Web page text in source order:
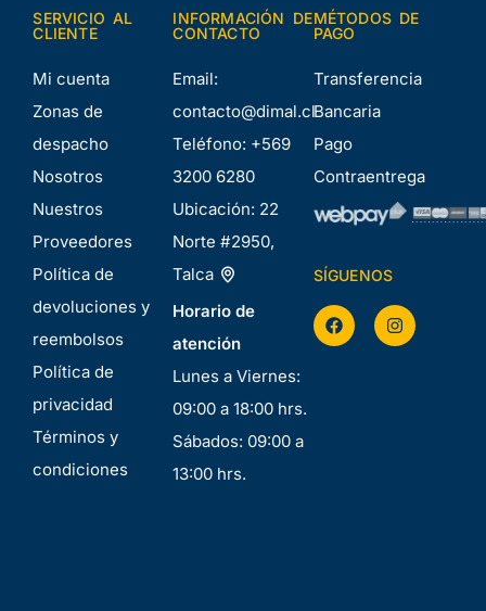
SERVICIO AL
CLIENTE
Mi cuenta
Zonas de
despacho
Nosotros
Nuestros
Proveedores
Política de
devoluciones y
reembolsos
Política de
privacidad
Términos y
condiciones
INFORMACIÓN DE
CONTACTO
Email:
contacto@dimal.cl
Teléfono: +569
3200 6280
Ubicación: 22
Norte #2950,
Talca
Horario de
atención
Lunes a Viernes:
09:00 a 18:00 hrs.
Sábados: 09:00 a
13:00 hrs.
MÉTODOS DE
PAGO
Transferencia
Bancaria
Pago
Contraentrega
SÍGUENOS